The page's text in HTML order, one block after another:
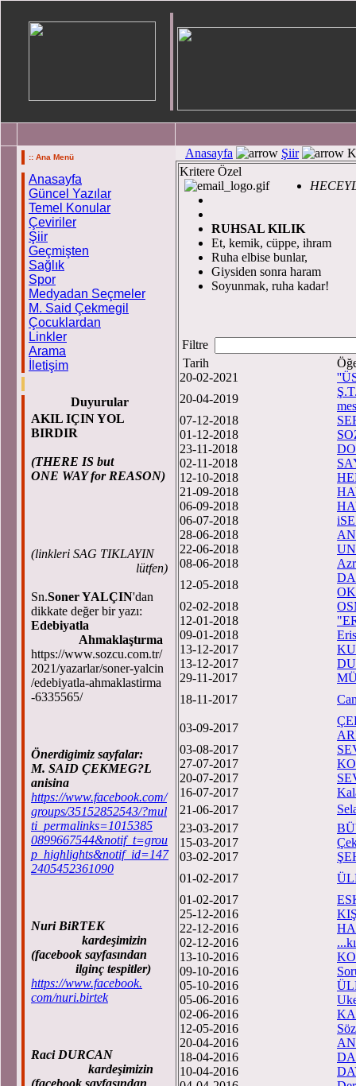
:: Ana Menü
Anasayfa
Güncel Yazılar
Temel Konular
Çeviriler
Şiir
Geçmişten
Sağlık
Spor
Medyadan Seçmeler
M. Said Çekmegil
Çocuklardan
Linkler
Arama
İletişim
Duyurular
AKIL IÇIN YOL
BIRDIR
(THERE IS but
ONE WAY for REASON)
(linkleri SAG TIKLAYIN
lütfen)
Sn.Soner YALÇIN'dan
dikkate değer bir yazı:
Edebiyatla
Ahmaklaştırma
https://www.sozcu.com.tr/
2021/yazarlar/soner-yalcin
/edebiyatla-ahmaklastirma
-6335565/
Önerdigimiz sayfalar:
M. SAID ÇEKMEG?L
anisina
https://www.facebook.com/
groups/35152852543/?mul
ti_permalinks=1015385
0899667544&notif_t=grou
p_highlights&notif_id=147
2405452361090
Nuri BiRTEK
kardeşimizin
(facebook sayfasından
ilginç tespitler)
https://www.facebook.
com/nuri.birtek
Raci DURCAN
kardeşimizin
(facebook sayfasından
Anasayfa Şiir
Kritere Özel
RUHSAL KILIK
Et, kemik, cüppe, ihram
Ruha elbise bunlar,
Giysiden sonra haram
Soyunmak, ruha kadar!
Filtre
Tarih
20-02-2021
20-04-2019
07-12-2018
01-12-2018
23-11-2018
02-11-2018
12-10-2018
21-09-2018
06-09-2018
06-07-2018
28-06-2018
22-06-2018
08-06-2018
12-05-2018
02-02-2018
12-01-2018
09-01-2018
13-12-2017
13-12-2017
29-11-2017
18-11-2017
03-09-2017
03-08-2017
27-07-2017
20-07-2017
16-07-2017
21-06-2017
23-03-2017
15-03-2017
03-02-2017
01-02-2017
01-02-2017
25-12-2016
22-12-2016
02-12-2016
13-10-2016
09-10-2016
05-10-2016
05-06-2016
02-06-2016
12-05-2016
20-04-2016
18-04-2016
10-04-2016